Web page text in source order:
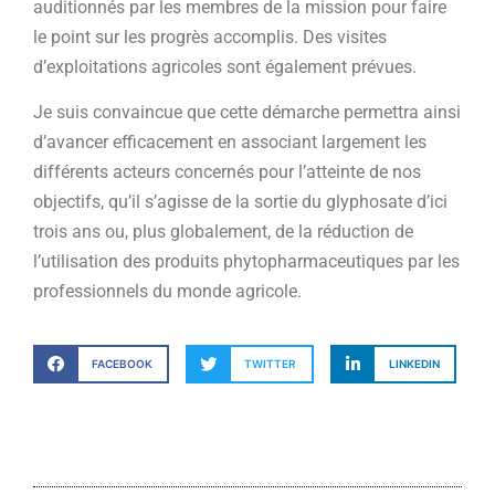
auditionnés par les membres de la mission pour faire
le point sur les progrès accomplis. Des visites
d’exploitations agricoles sont également prévues.
Je suis convaincue que cette démarche permettra ainsi
d’avancer efficacement en associant largement les
différents acteurs concernés pour l’atteinte de nos
objectifs, qu’il s’agisse de la sortie du glyphosate d’ici
trois ans ou, plus globalement, de la réduction de
l’utilisation des produits phytopharmaceutiques par les
professionnels du monde agricole.
FACEBOOK TWITTER LINKEDIN